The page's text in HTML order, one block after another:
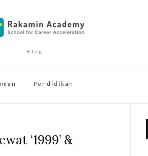
Blog
Pendidikan
‘1999’ &